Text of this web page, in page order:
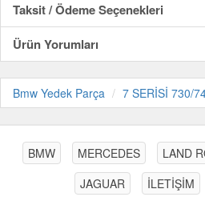
Taksit / Ödeme Seçenekleri
Ürün Yorumları
Bmw Yedek Parça 7 SERİSİ 730/
BMW MERCEDES LAND
JAGUAR
İLETİŞİM